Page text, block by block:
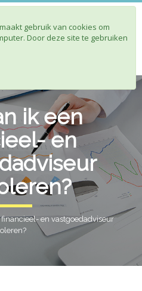
Toggle
ik een
en
financieel- en vastgoedadviseur
gebruik van cookies om
Door deze site te gebruiken